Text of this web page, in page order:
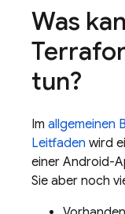
Was
tun?
Im allgemeinen
Leitfaden wird
einer Android-
Sie aber noch